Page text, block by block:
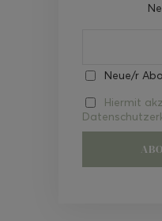
Neue/r
Hiermit